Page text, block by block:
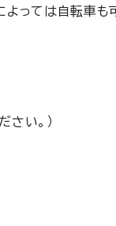
よっては自転車も
さい。）